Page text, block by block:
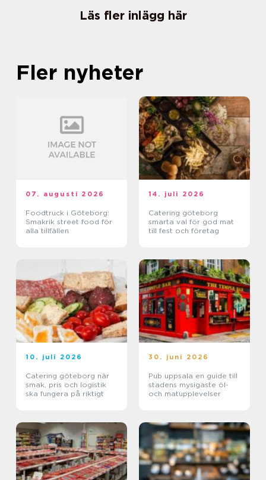
Läs fler inlägg här
Fler nyheter
07. augusti 2026
Foodtruck i Göteborg:
Smakrik street food för
alla tillfällen
14. juli 2026
Catering göteborg
smarta val för god mat
till fest och företag
10. juli 2026
Catering göteborg när
smak, pris och logistik
ska fungera på riktigt
30. juni 2026
Pub uppsala en guide till
stadens mysigaste öl-
och matupplevelser